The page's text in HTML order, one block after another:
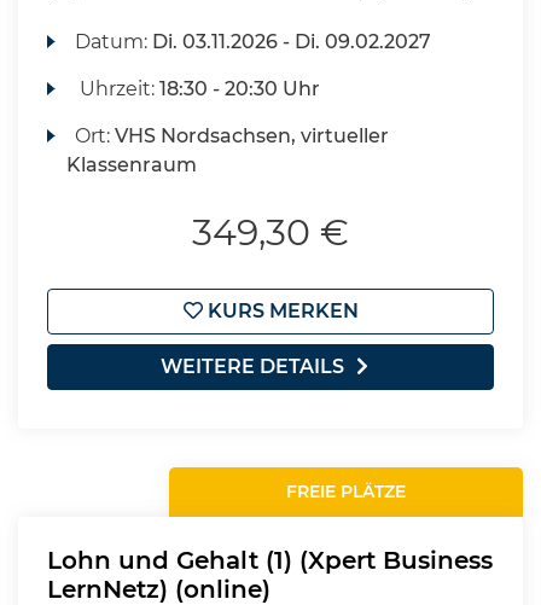
Datum: Di. 03.11.2026 - Di. 09.02.2027
Uhrzeit:18:30 - 20:30 Uhr
Ort:VHS Nordsachsen, virtueller
Klassenraum
349,30 €
KURS MERKEN
WEITERE DETAILS
FREIE PLÄTZE
Lohn und Gehalt (1) (Xpert Business
LernNetz) (online)